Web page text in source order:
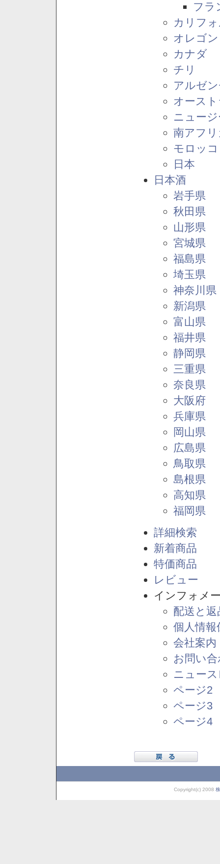
フラ
カリフ
オレゴ
カナダ
チリ
アルゼ
オース
ニュー
南アフ
モロッコ
日本
日本酒
岩手県
秋田県
山形県
宮城県
福島県
埼玉県
神奈川県
新潟県
富山県
福井県
静岡県
三重県
奈良県
大阪府
兵庫県
岡山県
広島県
鳥取県
島根県
高知県
福岡県
詳細検索
新着商品
特価商品
レビュー
インフォメ
配送と
個人情報
会社案内
お問い
ニュー
ページ2
ページ3
ページ4
Copyright(c) 2008